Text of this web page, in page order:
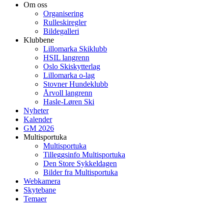
Om oss
Organisering
Rulleskiregler
Bildegalleri
Klubbene
Lillomarka Skiklubb
HSIL langrenn
Oslo Skiskytterlag
Lillomarka o-lag
Stovner Hundeklubb
Årvoll langrenn
Hasle-Løren Ski
Nyheter
Kalender
GM 2026
Multisportuka
Multisportuka
Tilleggsinfo Multisportuka
Den Store Sykkeldagen
Bilder fra Multisportuka
Webkamera
Skytebane
Temaer